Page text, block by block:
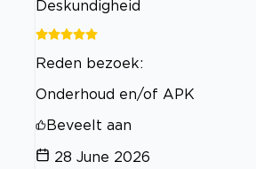
Deskundigheid
Reden bezoek:
Onderhoud en/of APK
Beveelt aan
28 June 2026